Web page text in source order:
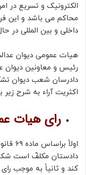
الکترونیک و تسریع در
محاکم می باشد و این
داخلی و بین المللی در
رئیس و معاونین دیوان
دادرسان شعب دیوان
اکثریت آراء به شرح
رای هیات
دادستان مکلفّ است